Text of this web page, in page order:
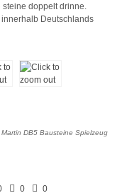
steine doppelt drinne.
Deutschlands
DB5 Bausteine Spielzeug
0 0